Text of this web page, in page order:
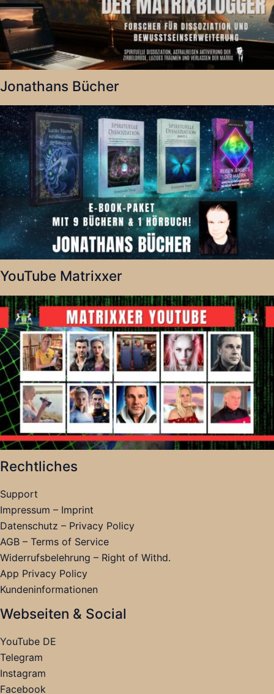
Jonathans Bücher
YouTube Matrixxer
Rechtliches
Support
Impressum – Imprint
Datenschutz – Privacy Policy
AGB – Terms of Service
Widerrufsbelehrung – Right of Withd.
App Privacy Policy
Kundeninformationen
Webseiten & Social
YouTube DE
Telegram
Instagram
Facebook